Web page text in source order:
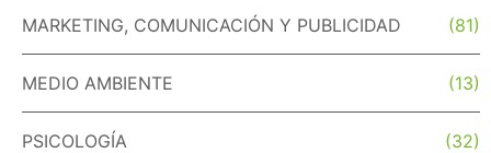
MARKETING, COMUNICACIÓN Y PUBLICIDAD (81)
MEDIO AMBIENTE (13)
PSICOLOGÍA (32)